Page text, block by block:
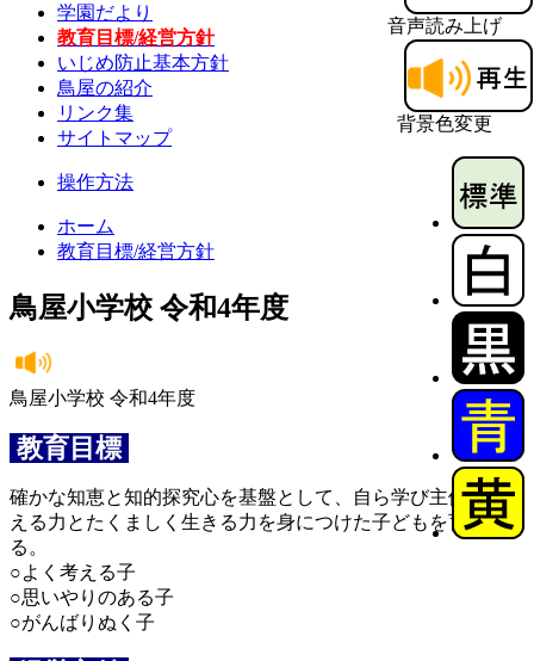
音声読み上げ
背景色変更
学園だより
教育目標/経営方針
いじめ防止基本方針
鳥屋の紹介
リンク集
サイトマップ
操作方法
ホーム
教育目標/経営方針
鳥屋小学校 令和4年度
鳥屋小学校 令和4年度
教育目標
確かな知恵と知的探究心を基盤として、自ら学び主体的に考
える力とたくましく生きる力を身につけた子どもを育成す
る。
○よく考える子
○思いやりのある子
○がんばりぬく子